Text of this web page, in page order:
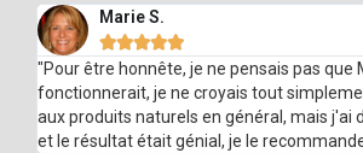
Marie S.

"Pour être honnête, je ne pensais pas que
fonctionnerait, je ne croyais tout
aux produits naturels en général, mais j'ai
et le résultat était génial, je le